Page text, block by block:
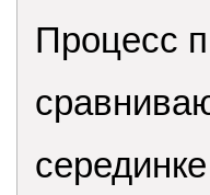
Процесс